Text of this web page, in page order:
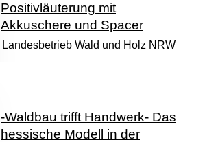
Positivläuterung mit
Akkuschere und Spacer
Landesbetrieb Wald und Holz NRW
-Waldbau trifft Handwerk- Das
hessische Modell in der